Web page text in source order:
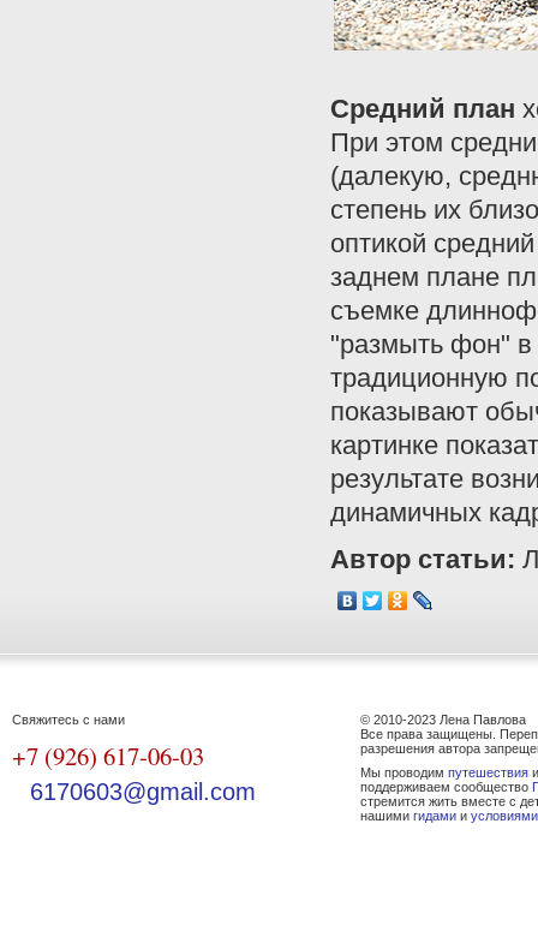
Средний план
При этом
(далекую,
степень их
оптикой
заднем плане
съемке
"размыть фон" в
традиционную
показывают
картинке
результате
динамичных
Автор статьи:
Свяжитесь с нами
+7 (926) 617-06-03
6170603@gmail.com
© 2010-2023 Лена Павлова
Все права защищены.
разрешения автора
Мы проводим путешествия
поддерживаем сообщество
стремится жить вместе с
нашими гидами и условиями